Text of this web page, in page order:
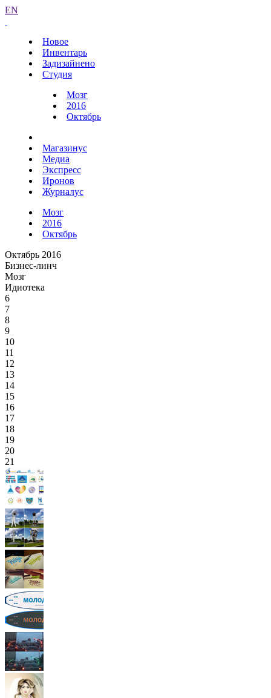
EN
Новое
Инвентарь
Задизайнено
Студия
Мозг
2016
Октябрь
Магазинус
Медиа
Экспресс
Иронов
Журналус
Мозг
2016
Октябрь
Октябрь 2016
Бизнес-линч
Мозг
Идиотека
6
7
8
9
10
11
12
13
14
15
16
17
18
19
20
21